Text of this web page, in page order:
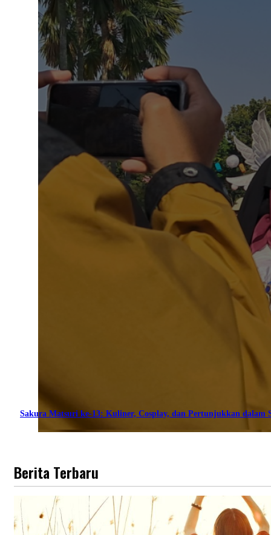
Sakura Matsuri ke-13: Kuliner, Cosplay, dan Pertunjukkan dalam
Berita Terbaru